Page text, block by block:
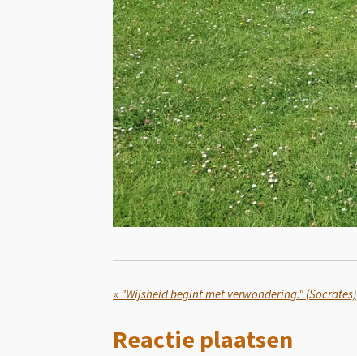
« "Wijsheid begint met verwondering." (Socrates)
Reactie plaatsen